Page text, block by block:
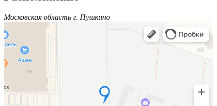
Московская область г. Пушкино